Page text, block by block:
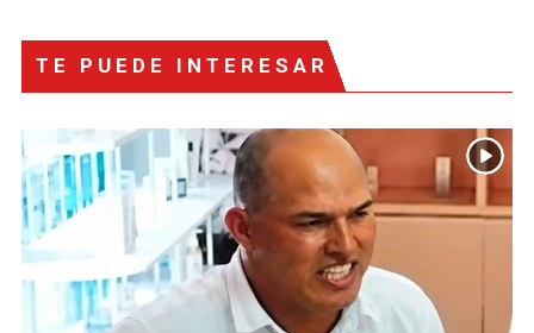
TE PUEDE INTERESAR